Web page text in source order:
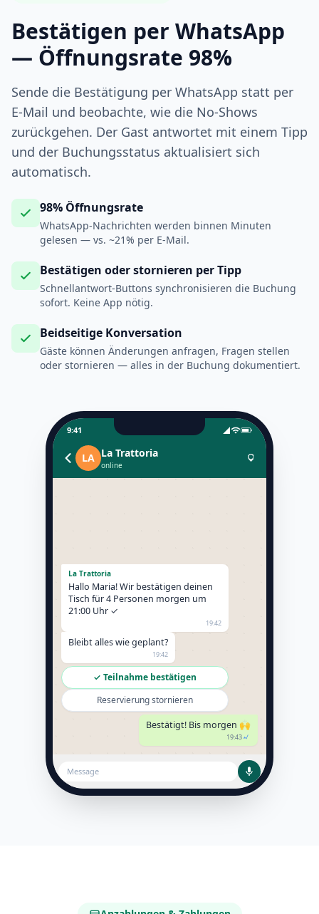
9:41
LA La Trattoria
online
La Trattoria
Hallo Maria! Wir bestätigen deinen
Tisch für 4 Personen morgen um
21:00 Uhr ✓
19:42
Bleibt alles wie geplant?
19:42
✓ Teilnahme bestätigen
Reservierung stornieren
Bestätigt! Bis morgen 🙌
19:43
Message
Bestätigen per WhatsApp
— Öffnungsrate 98%
Sende die Bestätigung per WhatsApp statt per
E-Mail und beobachte, wie die No-Shows
zurückgehen. Der Gast antwortet mit einem Tipp
und der Buchungsstatus aktualisiert sich
automatisch.
98% Öffnungsrate
WhatsApp-Nachrichten werden binnen Minuten
gelesen — vs. ~21% per E-Mail.
Bestätigen oder stornieren per Tipp
Schnellantwort-Buttons synchronisieren die Buchung
sofort. Keine App nötig.
Beidseitige Konversation
Gäste können Änderungen anfragen, Fragen stellen
oder stornieren — alles in der Buchung dokumentiert.